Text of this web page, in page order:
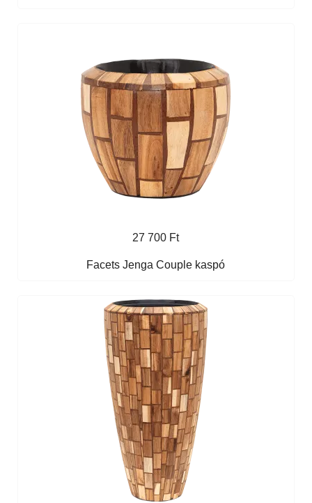
27 700 Ft
Facets Jenga Couple kaspó